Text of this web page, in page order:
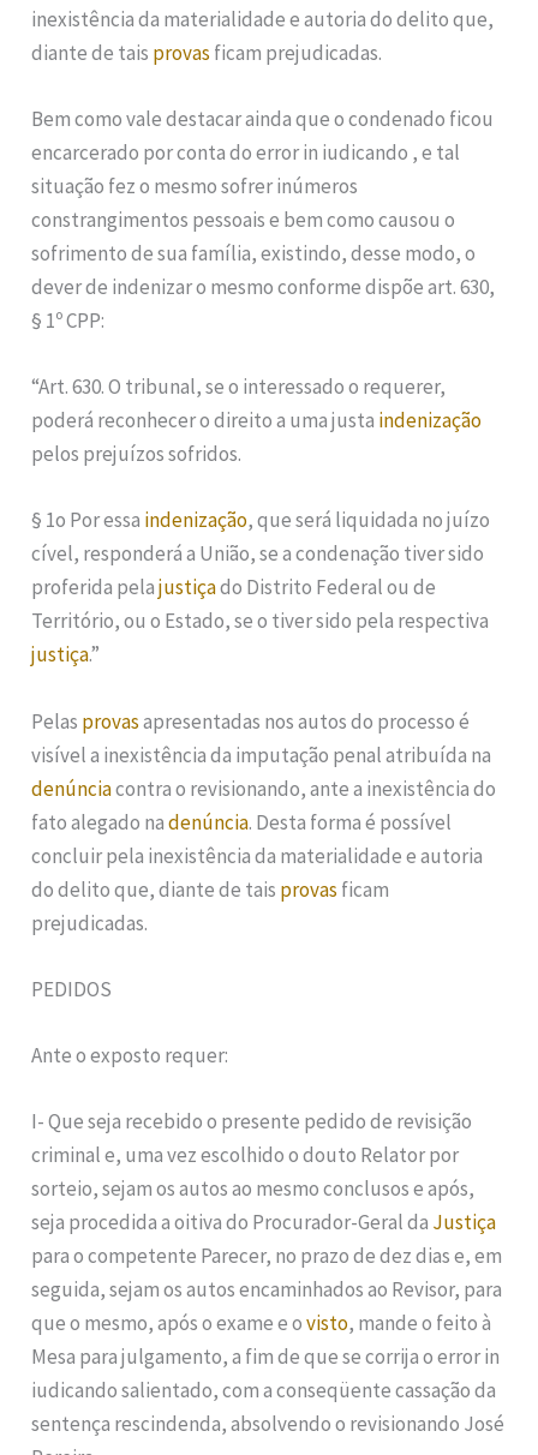
inexistência da materialidade e autoria do delito que,
diante de tais provas ficam prejudicadas.
Bem como vale destacar ainda que o condenado ficou
encarcerado por conta do error in iudicando , e tal
situação fez o mesmo sofrer inúmeros
constrangimentos pessoais e bem como causou o
sofrimento de sua família, existindo, desse modo, o
dever de indenizar o mesmo conforme dispõe art. 630,
§ 1º CPP:
“Art. 630. O tribunal, se o interessado o requerer,
poderá reconhecer o direito a uma justa indenização
pelos prejuízos sofridos.
§ 1o Por essa indenização, que será liquidada no juízo
cível, responderá a União, se a condenação tiver sido
proferida pelajustiçado Distrito Federal ou de
Território, ou o Estado, se o tiver sido pela respectiva
justiça.”
Pelas provasapresentadas nos autos do processo é
visível a inexistência da imputação penal atribuída na
denúnciacontra o revisionando, ante a inexistência do
fato alegado nadenúncia. Desta forma é possível
concluir pela inexistência da materialidade e autoria
do delito que, diante de tais provas ficam
prejudicadas.
PEDIDOS
Ante o exposto requer:
I- Que seja recebido o presente pedido de revisição
criminal e, uma vez escolhido o douto Relator por
sorteio, sejam os autos ao mesmo conclusos e após,
seja procedida a oitiva do Procurador-Geral da Justiça
para o competente Parecer, no prazo de dez dias e, em
seguida, sejam os autos encaminhados ao Revisor, para
que o mesmo, após o exame e ovisto, mande o feito à
Mesa para julgamento, a fim de que se corrija o error in
iudicando salientado, com a conseqüente cassação da
sentença rescindenda, absolvendo o revisionando José